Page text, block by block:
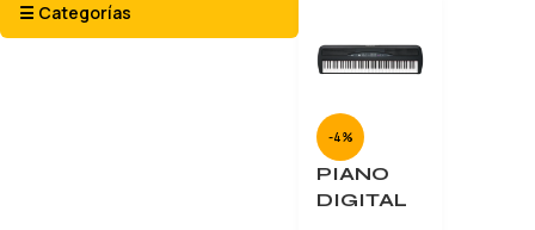
☰ Categorías
-4%
PIANO
DIGITAL